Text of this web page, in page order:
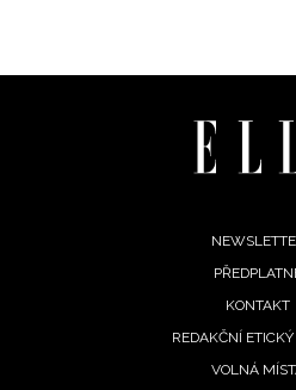
Přihlášením k newsletteru
podmínkami společnosti
KONTAKT
REDAKČNÍ
VOLNÁ